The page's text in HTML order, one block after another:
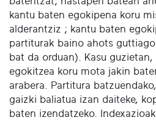
kantu baten egokipena koru
alderantziz ; kantu baten
partiturak baino ahots
bat da orduan). Kasu
egokitzea koru mota jakin
arabera. Partitura
gaizki baliatua izan daiteke,
baten izendatzeko.